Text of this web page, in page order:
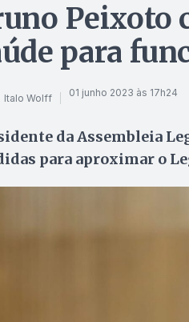
Peixoto
para
Italo Wolff 01 junho 2023 às 17h24
da Assembleia
para aproximar o